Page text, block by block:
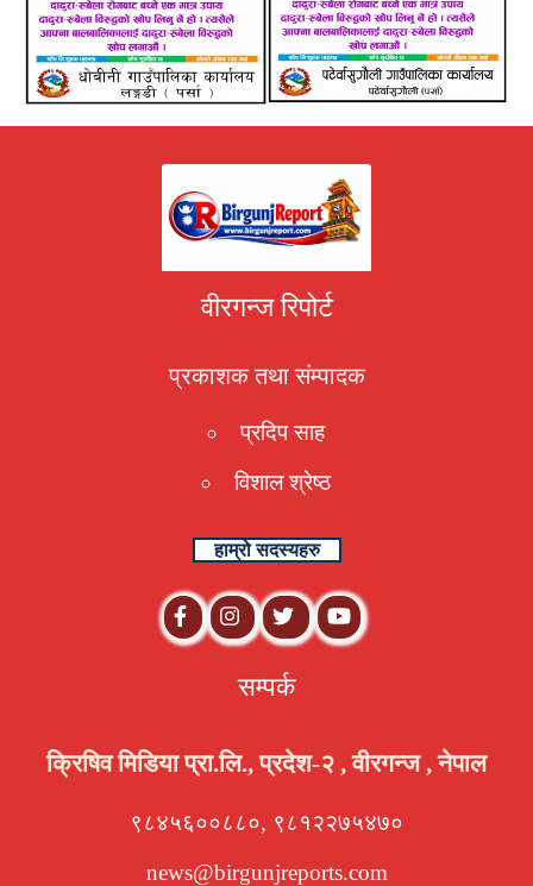
वीरगन्ज रिपोर्ट
प्रकाशक तथा संम्पादक
प्रदिप साह
विशाल श्रेष्ठ
हाम्रो सदस्यहरु
सम्पर्क
क्रिषिव मिडिया प्रा.लि., प्रदेश-२ , वीरगन्ज , नेपाल
९८४५६००८८०, ९८१२२७५४७०
news@birgunjreports.com